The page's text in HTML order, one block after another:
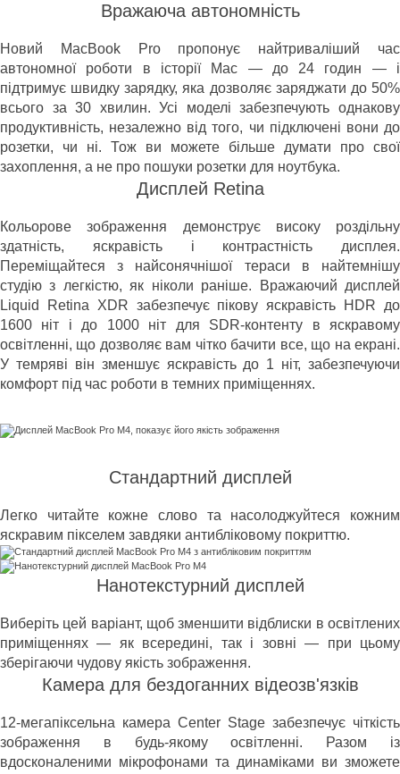
Вражаюча автономність
Новий MacBook Pro пропонує найтриваліший час
автономної роботи в історії Mac — до 24 годин — і
підтримує швидку зарядку, яка дозволяє заряджати до 50%
всього за 30 хвилин. Усі моделі забезпечують однакову
продуктивність, незалежно від того, чи підключені вони до
розетки, чи ні. Тож ви можете більше думати про свої
захоплення, а не про пошуки розетки для ноутбука.
Дисплей Retina
Кольорове зображення демонструє високу роздільну
здатність, яскравість і контрастність дисплея.
Переміщайтеся з найсонячнішої тераси в найтемнішу
студію з легкістю, як ніколи раніше. Вражаючий дисплей
Liquid Retina XDR забезпечує пікову яскравість HDR до
1600 ніт і до 1000 ніт для SDR-контенту в яскравому
освітленні, що дозволяє вам чітко бачити все, що на екрані.
У темряві він зменшує яскравість до 1 ніт, забезпечуючи
комфорт під час роботи в темних приміщеннях.
Стандартний дисплей
Легко читайте кожне слово та насолоджуйтеся кожним
яскравим пікселем завдяки антибліковому покриттю.
Нанотекстурний дисплей
Виберіть цей варіант, щоб зменшити відблиски в освітлених
приміщеннях — як всередині, так і зовні — при цьому
зберігаючи чудову якість зображення.
Камера для бездоганних відеозв'язків
12-мегапіксельна камера Center Stage забезпечує чіткість
зображення в будь-якому освітленні. Разом із
вдосконаленими мікрофонами та динаміками ви зможете